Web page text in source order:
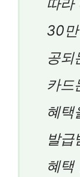
30
공되
카드
혜택
발급
혜택